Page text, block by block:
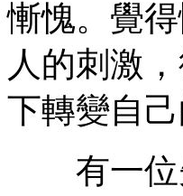
慚愧。覺
人的刺激
下轉變自己
有一位先